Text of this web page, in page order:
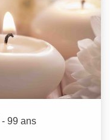
- 99 ans